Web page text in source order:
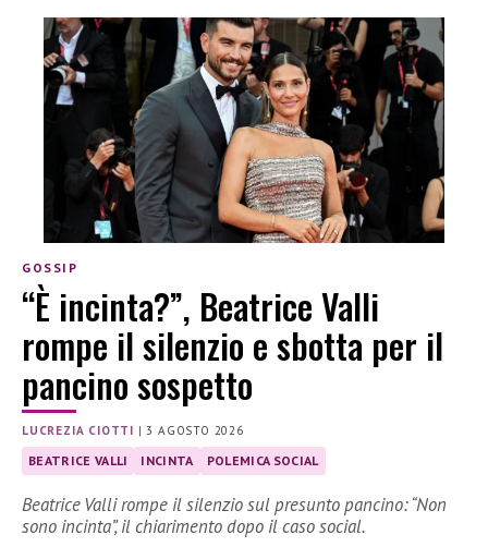
GOSSIP
“È incinta?”, Beatrice Valli
rompe il silenzio e sbotta per il
pancino sospetto
LUCREZIA CIOTTI |3 AGOSTO 2026
BEATRICE VALLI INCINTA POLEMICA SOCIAL
Beatrice Valli rompe il silenzio sul presunto pancino: “Non
sono incinta”, il chiarimento dopo il caso social.